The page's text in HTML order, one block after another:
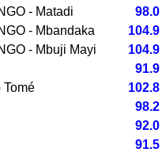
- Matadi
98.0
- Mbandaka
104.9
- Mbuji Mayi
104.9
91.9
Tomé
102.8
98.2
92.0
91.5